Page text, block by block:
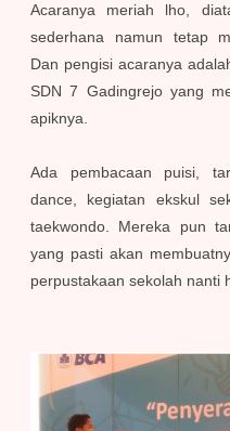
Acaranya meriah lho,
sederhana namun tetap
Dan pengisi acaranya
SDN 7 Gadingrejo yang
apiknya.
Ada pembacaan puisi,
dance, kegiatan ekskul
taekwondo. Mereka pun
yang pasti akan
perpustakaan sekolah nanti